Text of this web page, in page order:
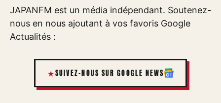
JAPANFM est un média indépendant. Soutenez-
nous en nous ajoutant à vos favoris Google
Actualités :
SUIVEZ-NOUS SUR GOOGLE NEWS